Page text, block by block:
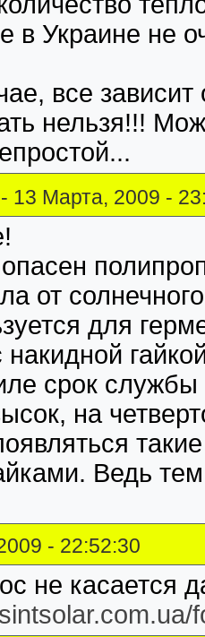
в Украине не
все зависит
нельзя!!!
- 13 Марта, 2009 -
от
для
срок
на
Ведь
- 22:52:30
не